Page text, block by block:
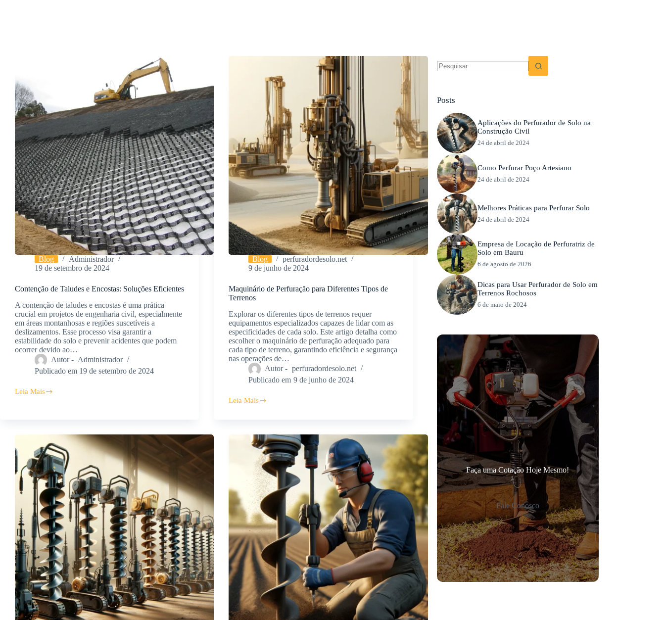
Blog
Administrador
19 de setembro de 2024
Contenção de Taludes e Encostas: Soluções Eficientes
A contenção de taludes e encostas é uma prática
crucial em projetos de engenharia civil, especialmente
em áreas montanhosas e regiões suscetíveis a
deslizamentos. Esse processo visa garantir a
estabilidade do solo e prevenir acidentes que podem
ocorrer devido ao…
Autor - Administrador
Publicado em 19 de setembro de 2024
Leia Mais
Contenção
Soluções
Eficientes
Blog
perfuradordesolo.net
9 de junho de 2024
Maquinário de Perfuração para Diferentes Tipos de
Terrenos
Explorar os diferentes tipos de terrenos requer
equipamentos especializados capazes de lidar com as
especificidades de cada solo. Este artigo detalha como
escolher o maquinário de perfuração adequado para
cada tipo de terreno, garantindo eficiência e segurança
nas operações de…
Autor - perfuradordesolo.net
Publicado em 9 de junho de 2024
Leia Mais
Maquinário
Diferentes
Posts
Aplicações do Perfurador de Solo na
Construção Civil
24 de abril de 2024
Como Perfurar Poço Artesiano
24 de abril de 2024
Melhores Práticas para Perfurar Solo
24 de abril de 2024
Empresa de Locação de Perfuratriz de
Solo em Bauru
6 de agosto de 2026
Dicas para Usar Perfurador de Solo em
Terrenos Rochosos
6 de maio de 2024
Faça uma Cotação Hoje Mesmo!
Fale Conosco